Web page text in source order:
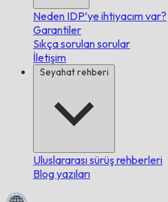
Neden IDP’ye ihtiyacım var?
Garantiler
Sıkça sorulan sorular
İletişim
Seyahat rehberi
Uluslararası sürüş rehberleri
Blog yazıları